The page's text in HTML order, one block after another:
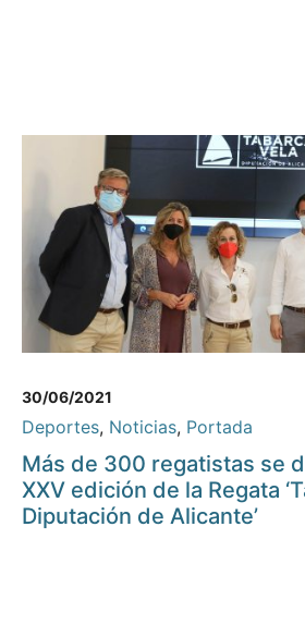
30/06/2021
Deportes, Noticias, Portada
Más de 300 regatistas se
XXV edición de la Regata
Diputación de Alicante’